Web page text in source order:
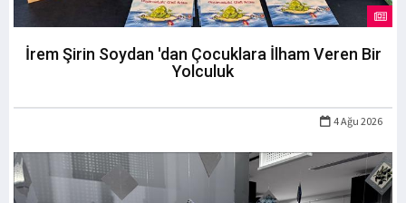
İrem Şirin Soydan 'dan Çocuklara İlham Veren Bir
Yolculuk
4 Ağu 2026